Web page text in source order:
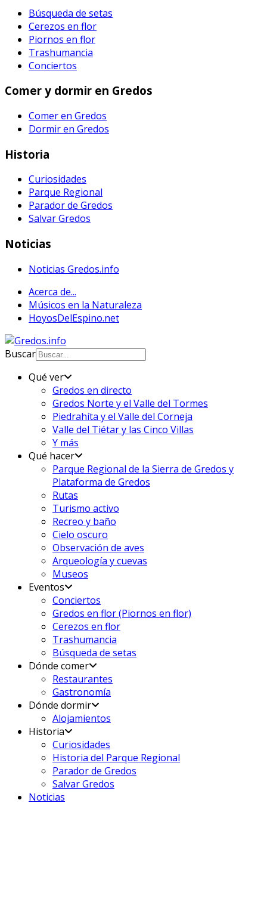
Búsqueda de setas
Cerezos en flor
Piornos en flor
Trashumancia
Conciertos
Comer y dormir en Gredos
Comer en Gredos
Dormir en Gredos
Historia
Curiosidades
Parque Regional
Parador de Gredos
Salvar Gredos
Noticias
Noticias Gredos.info
Acerca de...
Músicos en la Naturaleza
HoyosDelEspino.net
Buscar
Qué ver
Gredos en directo
Gredos Norte y el Valle del Tormes
Piedrahíta y el Valle del Corneja
Valle del Tiétar y las Cinco Villas
Y más
Qué hacer
Parque Regional de la Sierra de Gredos y
Plataforma de Gredos
Rutas
Turismo activo
Recreo y baño
Cielo oscuro
Observación de aves
Arqueología y cuevas
Museos
Eventos
Conciertos
Gredos en flor (Piornos en flor)
Cerezos en flor
Trashumancia
Búsqueda de setas
Dónde comer
Restaurantes
Gastronomía
Dónde dormir
Alojamientos
Historia
Curiosidades
Historia del Parque Regional
Parador de Gredos
Salvar Gredos
Noticias